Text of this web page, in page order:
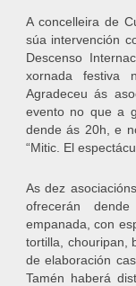
A concelleira de
súa intervención
Descenso
xornada festiva
Agradeceu ás
evento no que a
dende ás 20h, e
“Mitic. El
As dez
ofrecerán
empanada, con
tortilla, chouripan,
de elaboración
Tamén haberá